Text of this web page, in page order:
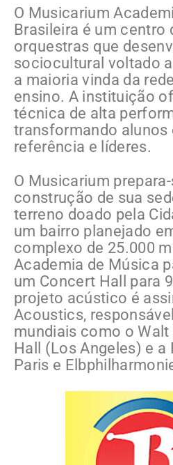
O Musicarium
Brasileira é um centro
orquestras que
sociocultural voltado
a maioria vinda da
ensino. A instituição
técnica de alta
transformando alunos
referência e líderes.
O Musicarium
construção de sua
terreno doado pela
um bairro planejado
complexo de 25.000
Academia de Música
um Concert Hall para
projeto acústico é
Acoustics,
mundiais como o
Hall (Los Angeles) e a
Paris e